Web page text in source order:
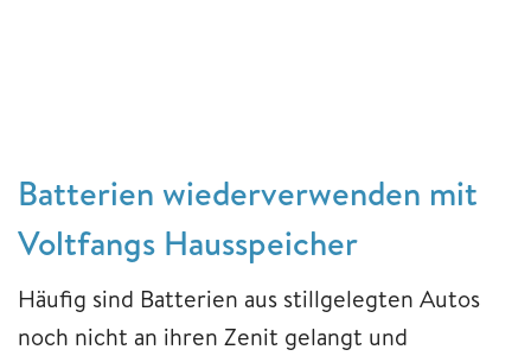
Batterien wiederverwenden mit
Voltfangs Hausspeicher
Häufig sind Batterien aus stillgelegten Autos
noch nicht an ihren Zenit gelangt und